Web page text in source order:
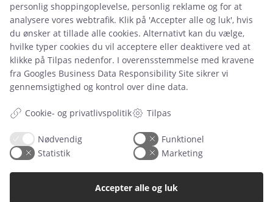
Typiske spørgsmål
Inspiration
Manualer
Samarbejdspartnere
Referencer
Tlf. nr.59 43 11 32
vitro@vitroudlejning.dk
ÅBNINGSTIDER PÅ VORES ADRESSE:
personlig shoppingoplevelse, personlig reklame og for at
analysere vores webtrafik. Klik på 'Accepter alle og luk', hvis
du ønsker at tillade alle cookies. Alternativt kan du vælge,
hvilke typer cookies du vil acceptere eller deaktivere ved at
klikke på Tilpas nedenfor. I overensstemmelse med kravene
fra Googles Business Data Responsibility Site sikrer vi
gennemsigtighed og kontrol over dine data.
Cookie- og privatlivspolitik Tilpas
Nødvendig
Funktionel
Statistik
Marketing
Accepter alle og luk